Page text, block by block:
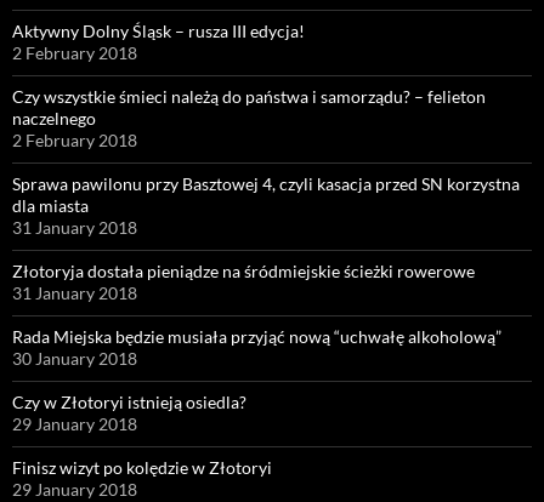
Aktywny Dolny Śląsk – rusza III edycja!
2 February 2018
Czy wszystkie śmieci należą do państwa i samorządu? – felieton
naczelnego
2 February 2018
Sprawa pawilonu przy Basztowej 4, czyli kasacja przed SN korzystna
dla miasta
31 January 2018
Złotoryja dostała pieniądze na śródmiejskie ścieżki rowerowe
31 January 2018
Rada Miejska będzie musiała przyjąć nową “uchwałę alkoholową”
30 January 2018
Czy w Złotoryi istnieją osiedla?
29 January 2018
Finisz wizyt po kolędzie w Złotoryi
29 January 2018